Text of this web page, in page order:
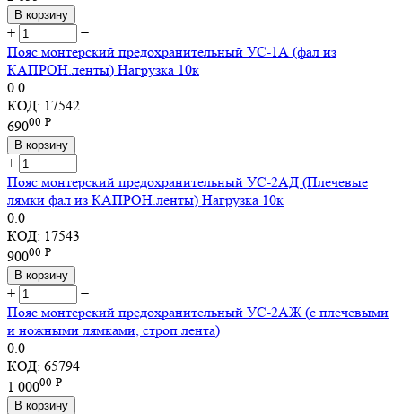
В корзину
+
−
Пояс монтерский предохранительный УС-1А (фал из
КАПРОН.ленты) Нагрузка 10к
0.0
КОД: 17542
69000 Р
В корзину
+
−
Пояс монтерский предохранительный УС-2АД (Плечевые
лямки фал из КАПРОН.ленты) Нагрузка 10к
0.0
КОД: 17543
90000 Р
В корзину
+
−
Пояс монтерский предохранительный УС-2АЖ (с плечевыми
и ножными лямками, строп лента)
0.0
КОД: 65794
1 00000 Р
В корзину